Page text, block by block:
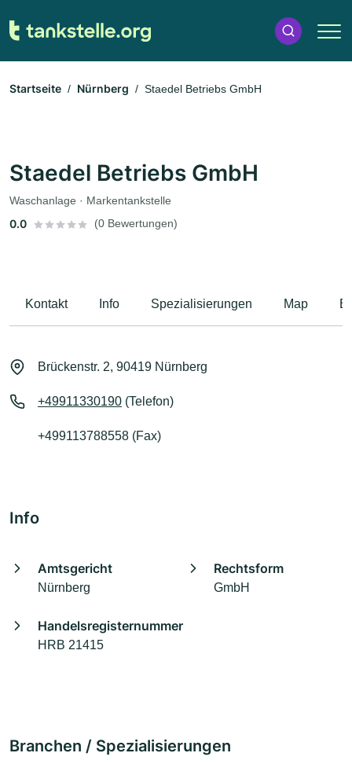
Startseite Nürnberg Staedel Betriebs GmbH
Staedel Betriebs GmbH
Waschanlage · Markentankstelle
0.0 (0 Bewertungen)
Kontakt Info Spezialisierungen Map
Brückenstr. 2, 90419 Nürnberg
+49911330190 (Telefon)
+499113788558 (Fax)
Info
Amtsgericht
Nürnberg
Rechtsform
GmbH
Handelsregisternummer
HRB 21415
Branchen / Spezialisierungen